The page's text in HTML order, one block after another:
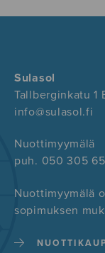
Sulasol
Tallberginkatu 1
info@sulasol.fi
Nuottimyymälä
puh. 050 305
Nuottimyymälä
sopimuksen